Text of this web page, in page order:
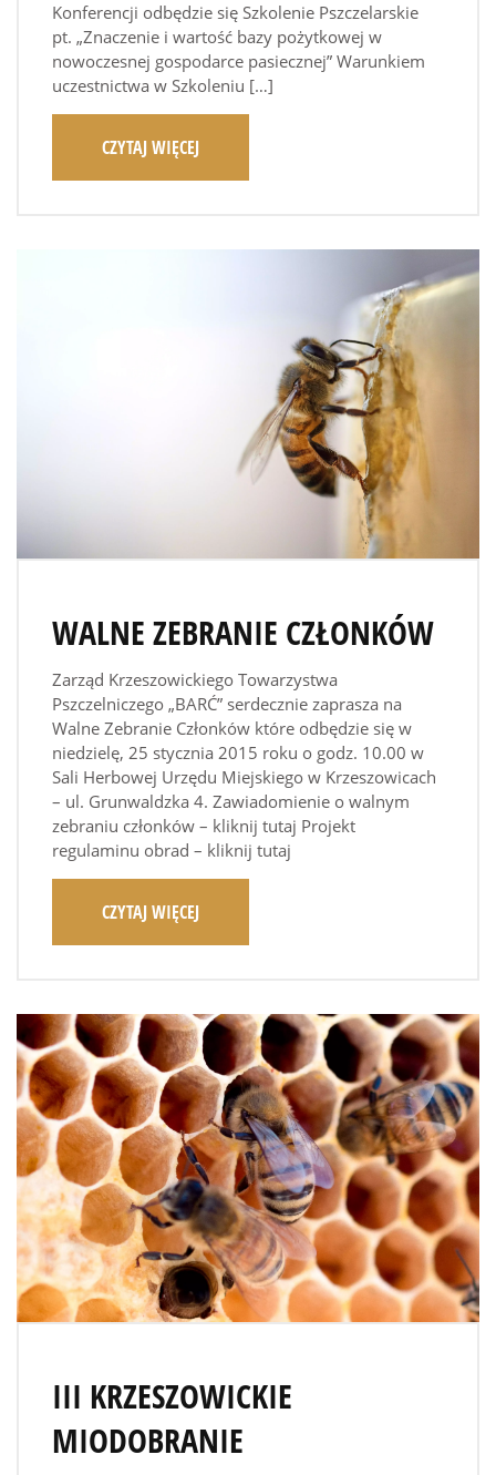
Konferencji odbędzie się Szkolenie Pszczelarskie
pt. „Znaczenie i wartość bazy pożytkowej w
nowoczesnej gospodarce pasiecznej” Warunkiem
uczestnictwa w Szkoleniu […]
CZYTAJ WIĘCEJ
WALNE ZEBRANIE CZŁONKÓW
Zarząd Krzeszowickiego Towarzystwa
Pszczelniczego „BARĆ” serdecznie zaprasza na
Walne Zebranie Członków które odbędzie się w
niedzielę, 25 stycznia 2015 roku o godz. 10.00 w
Sali Herbowej Urzędu Miejskiego w Krzeszowicach
– ul. Grunwaldzka 4. Zawiadomienie o walnym
zebraniu członków – kliknij tutaj Projekt
regulaminu obrad – kliknij tutaj
CZYTAJ WIĘCEJ
III KRZESZOWICKIE
MIODOBRANIE